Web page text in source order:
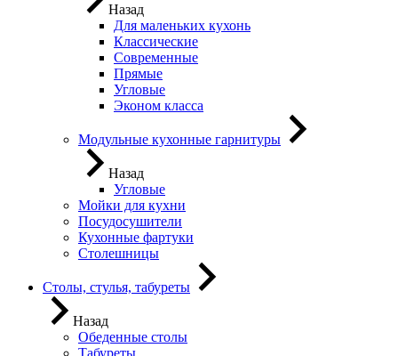
Назад
Для маленьких кухонь
Классические
Современные
Прямые
Угловые
Эконом класса
Модульные кухонные гарнитуры
Назад
Угловые
Мойки для кухни
Посудосушители
Кухонные фартуки
Столешницы
Столы, стулья, табуреты
Назад
Обеденные столы
Табуреты